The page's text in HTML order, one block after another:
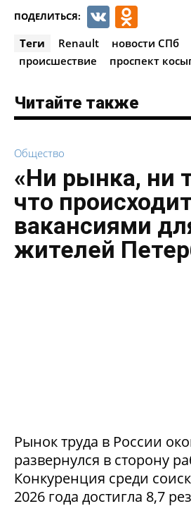
ПОДЕЛИТЬСЯ: VK
Теги Renault новости СПб
происшествие
проспект
Читайте также
Общество
«Ни рынка, ни
что
вакансиями
жителей
Рынок труда в России
развернулся в сторону
Конкуренция среди
2026 года достигла 8,7